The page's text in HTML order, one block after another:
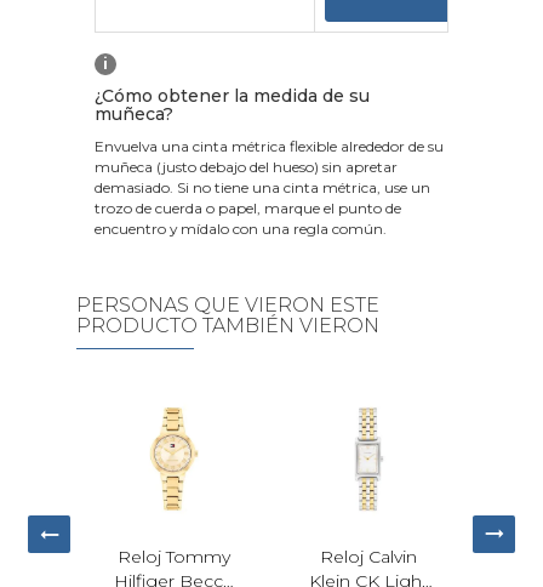
i
¿Cómo obtener la medida de su
muñeca?
Envuelva una cinta métrica flexible alrededor de su
muñeca (justo debajo del hueso) sin apretar
demasiado. Si no tiene una cinta métrica, use un
trozo de cuerda o papel, marque el punto de
encuentro y mídalo con una regla común.
PERSONAS QUE VIERON ESTE
PRODUCTO TAMBIÉN VIERON
Reloj Calvin
Klein CK Light
Bulova Marine
Star Marc
Reloj Calvin